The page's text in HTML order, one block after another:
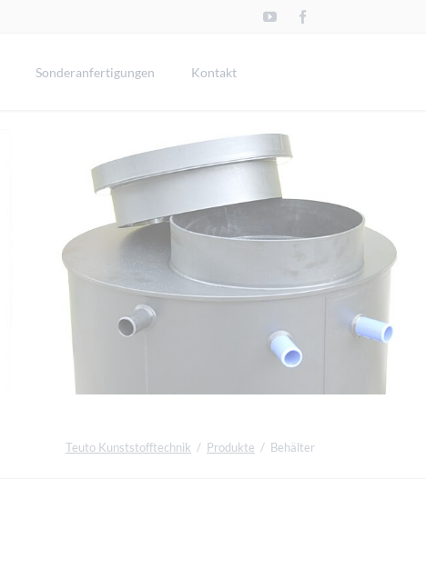
Infektionsschutzscheibe
Kanu-Reparaturen
Kollektoren | Energiezaun | Erdsonden
Portal-Fräsarbeiten
Schneidebretter
Sonderanfertigungen
Fahrzeugeinbauten
Hochwasserboote
Springbrunnen
Kontakt
Teuto Kunststofftechnik Produkte Behälter